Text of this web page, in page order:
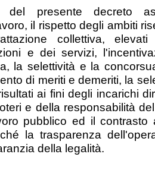
presente decreto
il rispetto degli ambiti
collettiva,
e dei servizi,
la selettività e la
di meriti e demeriti, la
ai fini degli incarichi
e della responsabilità
pubblico ed il contrasto
la trasparenza
della legalità.